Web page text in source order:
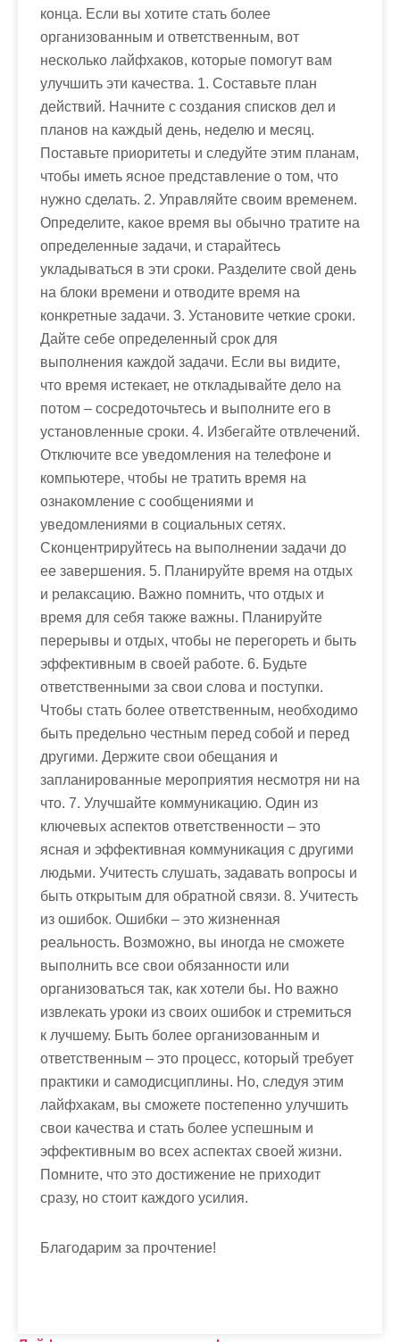
конца. Если вы хотите стать более
организованным и ответственным, вот
несколько лайфхаков, которые помогут вам
улучшить эти качества. 1. Составьте план
действий. Начните с создания списков дел и
планов на каждый день, неделю и месяц.
Поставьте приоритеты и следуйте этим планам,
чтобы иметь ясное представление о том, что
нужно сделать. 2. Управляйте своим временем.
Определите, какое время вы обычно тратите на
определенные задачи, и старайтесь
укладываться в эти сроки. Разделите свой день
на блоки времени и отводите время на
конкретные задачи. 3. Установите четкие сроки.
Дайте себе определенный срок для
выполнения каждой задачи. Если вы видите,
что время истекает, не откладывайте дело на
потом – сосредоточьтесь и выполните его в
установленные сроки. 4. Избегайте отвлечений.
Отключите все уведомления на телефоне и
компьютере, чтобы не тратить время на
ознакомление с сообщениями и
уведомлениями в социальных сетях.
Сконцентрируйтесь на выполнении задачи до
ее завершения. 5. Планируйте время на отдых
и релаксацию. Важно помнить, что отдых и
время для себя также важны. Планируйте
перерывы и отдых, чтобы не перегореть и быть
эффективным в своей работе. 6. Будьте
ответственными за свои слова и поступки.
Чтобы стать более ответственным, необходимо
быть предельно честным перед собой и перед
другими. Держите свои обещания и
запланированные мероприятия несмотря ни на
что. 7. Улучшайте коммуникацию. Один из
ключевых аспектов ответственности – это
ясная и эффективная коммуникация с другими
людьми. Учитесть слушать, задавать вопросы и
быть открытым для обратной связи. 8. Учитесть
из ошибок. Ошибки – это жизненная
реальность. Возможно, вы иногда не сможете
выполнить все свои обязанности или
организоваться так, как хотели бы. Но важно
извлекать уроки из своих ошибок и стремиться
к лучшему. Быть более организованным и
ответственным – это процесс, который требует
практики и самодисциплины. Но, следуя этим
лайфхакам, вы сможете постепенно улучшить
свои качества и стать более успешным и
эффективным во всех аспектах своей жизни.
Помните, что это достижение не приходит
сразу, но стоит каждого усилия.
Благодарим за прочтение!